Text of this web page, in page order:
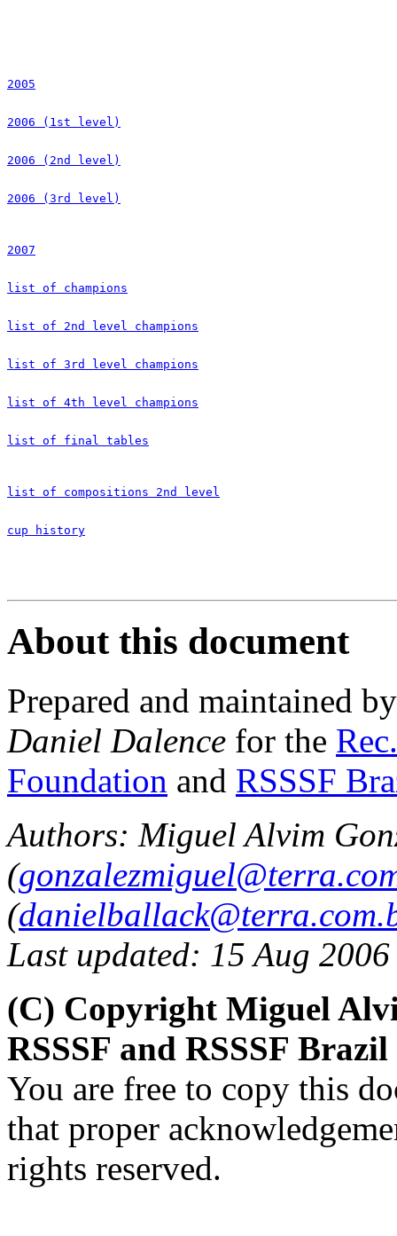
2005
2006 (1st level)
2006 (2nd level)
2006 (3rd level)
2007
list of champions
list of 2nd level champions
list of 3rd level champions
list of 4th level champions
list of final tables
list of compositions 2nd level
cup history
About this document
Prepared and maintained
Daniel Dalence for the
Foundation and RSSSF
Authors: Miguel Alvim
(
(
Last updated: 15 Aug 2006
(C) Copyright Miguel
RSSSF and RSSSF Brazil
You are free to copy this
that proper
rights reserved.